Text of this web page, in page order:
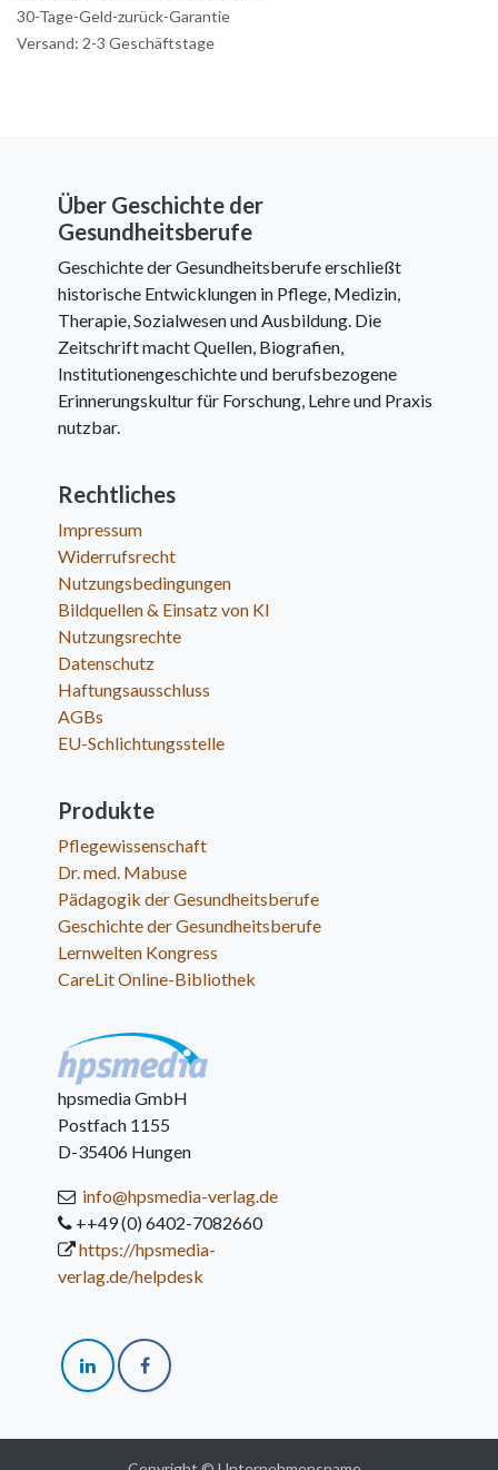
30-Tage-Geld-zurück-Garantie
Versand: 2-3 Geschäftstage
Über Geschichte der
Gesundheitsberufe
Geschichte der Gesundheitsberufe erschließt
historische Entwicklungen in Pflege, Medizin,
Therapie, Sozialwesen und Ausbildung. Die
Zeitschrift macht Quellen, Biografien,
Institutionengeschichte und berufsbezogene
Erinnerungskultur für Forschung, Lehre und Praxis
nutzbar.
Rechtliches
Impressum
Widerrufsrecht
Nutzungsbedingungen
Bildquellen & Einsatz von KI
Nutzungsrechte
Datenschutz
Haftungsausschluss
AGBs
EU-Schlichtungsstelle
Produkte
Pflegewissenschaft
Dr. med. Mabuse
Pädagogik der Gesundheitsberufe
Geschichte der Gesundheitsberufe
Lernwelten Kongress
CareLit Online-Bibliothek
hpsmedia GmbH
Postfach 1155
D-35406 Hungen
info@hpsmedia-verlag.de
++49 (0) 6402-7082660
https://hpsmedia-
verlag.de/helpdesk